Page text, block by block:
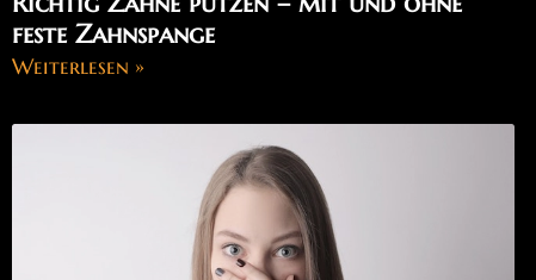
feste Zahnspange
Weiterlesen »